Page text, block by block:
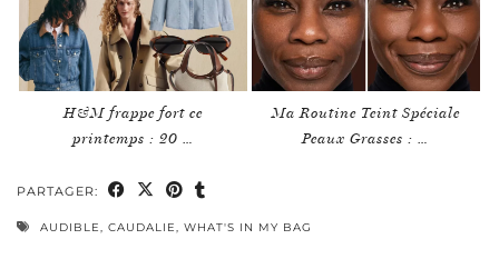
H&M frappe fort ce
printemps : 20 …
Ma Routine Teint Spéciale
Peaux Grasses : …
PARTAGER:
AUDIBLE, CAUDALIE, WHAT'S IN MY BAG